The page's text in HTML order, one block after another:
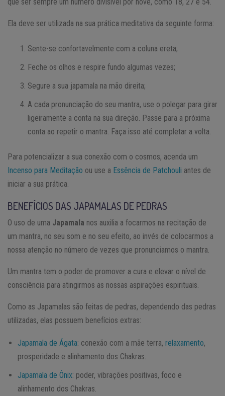
Ela deve ser utilizada na sua prática meditativa da seguinte forma:
Sente-se confortavelmente com a coluna ereta;
Feche os olhos e respire fundo algumas vezes;
Segure a sua japamala na mão direita;
A cada pronunciação do seu mantra, use o polegar para girar
ligeiramente a conta na sua direção. Passe para a próxima
conta ao repetir o mantra. Faça isso até completar a volta.
Para potencializar a sua conexão com o cosmos, acenda um
Incenso para Meditação ou use a Essência de Patchouli antes de
iniciar a sua prática.
BENEFÍCIOS DAS JAPAMALAS DE PEDRAS
O uso de uma Japamala nos auxilia a focarmos na recitação de
um mantra, no seu som e no seu efeito, ao invés de colocarmos a
nossa atenção no número de vezes que pronunciamos o mantra.
Um mantra tem o poder de promover a cura e elevar o nível de
consciência para atingirmos as nossas aspirações espirituais.
Como as Japamalas são feitas de pedras, dependendo das pedras
utilizadas, elas possuem benefícios extras:
Japamala de Ágata: conexão com a mãe terra, relaxamento,
prosperidade e alinhamento dos Chakras.
Japamala de Ônix: poder, vibrações positivas, foco e
alinhamento dos Chakras.